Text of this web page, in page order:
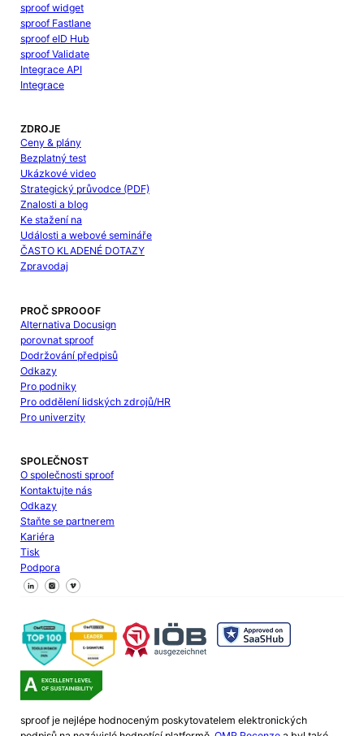
sproof widget
sproof Fastlane
sproof eID Hub
sproof Validate
Integrace API
Integrace
ZDROJE
Ceny & plány
Bezplatný test
Ukázkové video
Strategický průvodce (PDF)
Znalosti a blog
Ke stažení na
Události a webové semináře
ČASTO KLADENÉ DOTAZY
Zpravodaj
PROČ SPROOOF
Alternativa Docusign
porovnat sproof
Dodržování předpisů
Odkazy
Pro podniky
Pro oddělení lidských zdrojů/HR
Pro univerzity
SPOLEČNOST
O společnosti sproof
Kontaktujte nás
Odkazy
Staňte se partnerem
Kariéra
Tisk
Podpora
Sledujte nás na Facebooku
Sledujte nás na X
Sledujte nás na LinkedIn
sproof je nejlépe hodnoceným poskytovatelem elektronických